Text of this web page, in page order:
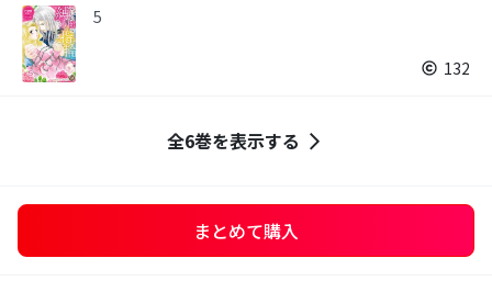
5
132
全6巻を表示する
まとめて購入